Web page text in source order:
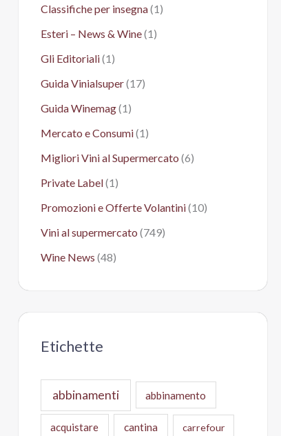
Classifiche per insegna(1)
Esteri – News & Wine(1)
Gli Editoriali(1)
Guida Vinialsuper(17)
Guida Winemag(1)
Mercato e Consumi(1)
Migliori Vini al Supermercato (6)
Private Label(1)
Promozioni e Offerte Volantini(10)
Vini al supermercato (749)
Wine News (48)
Etichette
abbinamenti abbinamento
acquistare cantina carrefour